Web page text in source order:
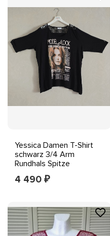
Yessica Damen T-Shirt
schwarz 3/4 Arm
Rundhals Spitze
Frontprint Gr.XXXL
4 490 ₽